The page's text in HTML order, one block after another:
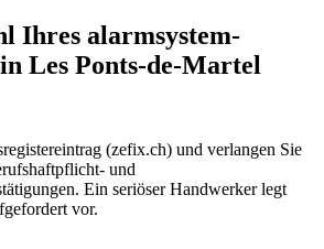
Ihres alarmsystem-
Les Ponts-de-Martel
(zefix.ch) und verlangen Sie
und
Ein seriöser Handwerker legt
vor.